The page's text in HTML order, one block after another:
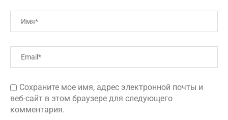
Сохраните мое имя, адрес электронной почты и
веб-сайт в этом браузере для следующего
комментария.